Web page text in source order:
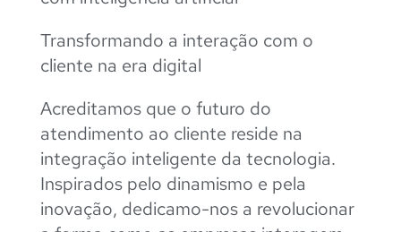
Transformando a interação com o
cliente na era digital
Acreditamos que o futuro do
atendimento ao cliente reside na
integração inteligente da tecnologia.
Inspirados pelo dinamismo e pela
inovação, dedicamo-nos a revolucionar